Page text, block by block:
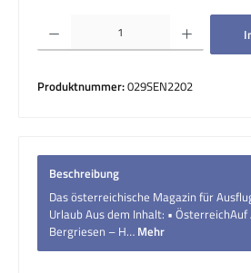
Produkt Anzahl: Gib den gewünschten Wert ein
Produktnummer:029SEN2202
Beschreibung
Das österreichische Magazin für
Urlaub Aus dem Inhalt: •
Bergriesen – H… Mehr